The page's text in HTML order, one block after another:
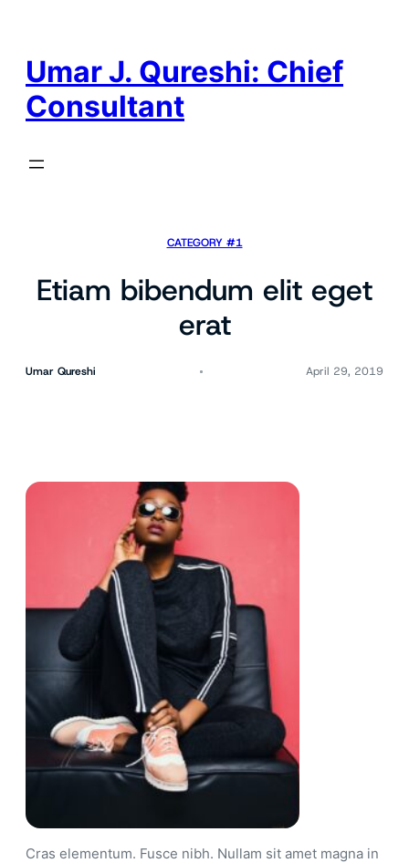
Umar J. Qureshi: Chief
Consultant
CATEGORY #1
Etiam bibendum elit eget
erat
Umar Qureshi April 29, 2019
Cras elementum. Fusce nibh. Nullam sit amet magna in